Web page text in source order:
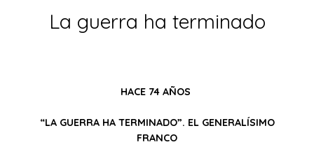
La guerra ha terminado
HACE 74 AÑOS
“LA GUERRA HA TERMINADO”. EL GENERALÍSIMO
FRANCO